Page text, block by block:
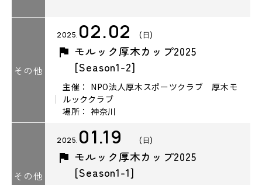
その他
2025. 02.02 (日)
モルック厚木カップ2025
[Season1-2]
主催： NPO法人厚木スポーツクラブ 厚木モ
ルッククラブ
場所： 神奈川
その他
2025. 01.19 (日)
モルック厚木カップ2025
[Season1-1]